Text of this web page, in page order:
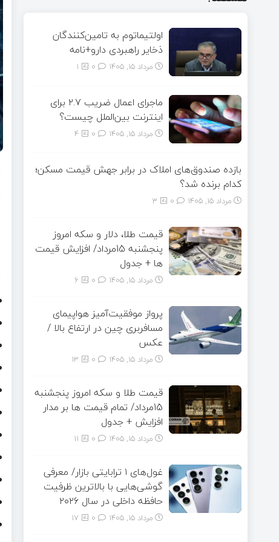
اولتیماتوم به تامین‌کنندگان
ذخایر راهبردی دارو+نامه
مرداد ۱۵, ۱۴۰۵ 1
ماجرای اعمال ضریب ۲.۷ برای
اینترنت بین‌الملل چیست؟
مرداد ۱۵, ۱۴۰۵ 4
بازده صندوق‌های املاک در برابر جهش قیمت مسکن؛
کدام برنده شد؟
مرداد ۱۵, ۱۴۰۵ 3
قیمت طلا، دلار و سکه امروز
پنجشنبه 15مرداد/ افزایش قیمت
ها + جدول
مرداد ۱۵, ۱۴۰۵ 6
پرواز موفقیت‌آمیز هواپیمای
مسافربری چین در ارتفاع بالا /
عکس
مرداد ۱۵, ۱۴۰۵ 13
قیمت طلا و سکه امروز پنجشنبه
15مرداد/ تمام قیمت ها بر مدار
افزایش + جدول
مرداد ۱۵, ۱۴۰۵ 11
غول‌های ۱ ترابایتی بازار/ معرفی
گوشی‌هایی با بالاترین ظرفیت
حافظه داخلی در سال ۲۰۲۶
مرداد ۱۵, ۱۴۰۵ 17